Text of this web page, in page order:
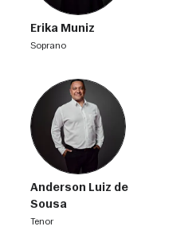
Erika Muniz
soprano
Anderson Luiz de
Sousa
tenor